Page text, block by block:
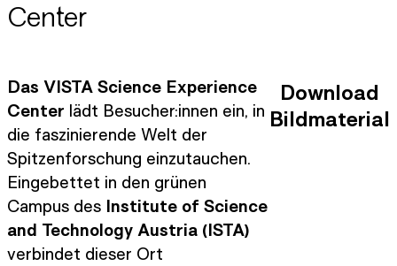
Center
Das VISTA Science Experience
Center lädt Besucher:innen ein, in
die faszinierende Welt der
Spitzenforschung einzutauchen.
Eingebettet in den grünen
Campus des Institute of Science
and Technology Austria (ISTA)
verbindet dieser Ort
Download
Bildmaterial